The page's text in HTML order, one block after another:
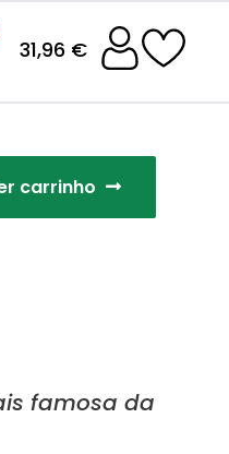
31,96 €
carrinho
famosa da